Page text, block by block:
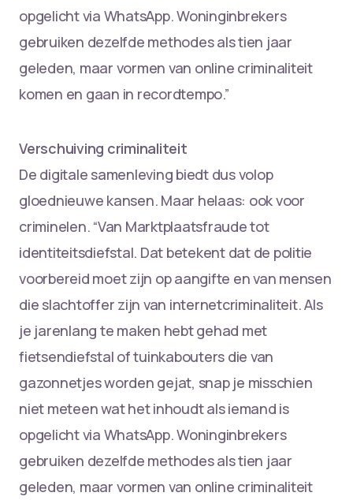
opgelicht via WhatsApp. Woninginbrekers
gebruiken dezelfde methodes als tien jaar
geleden, maar vormen van online criminaliteit
komen en gaan in recordtempo.”
Verschuiving criminaliteit
De digitale samenleving biedt dus volop
gloednieuwe kansen. Maar helaas: ook voor
criminelen. “Van Marktplaatsfraude tot
identiteitsdiefstal. Dat betekent dat de politie
voorbereid moet zijn op aangifte en van mensen
die slachtoffer zijn van internetcriminaliteit. Als
je jarenlang te maken hebt gehad met
fietsendiefstal of tuinkabouters die van
gazonnetjes worden gejat, snap je misschien
niet meteen wat het inhoudt als iemand is
opgelicht via WhatsApp. Woninginbrekers
gebruiken dezelfde methodes als tien jaar
geleden, maar vormen van online criminaliteit